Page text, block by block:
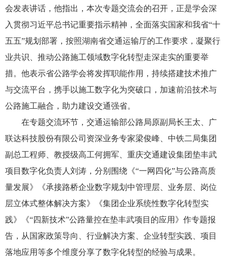
会发表讲话，他指出，本次专题交流会的召开，正是学会深
入贯彻习近平总书记重要指示精神，全面落实国家和我省“十
五五”规划部署，按照湖南省交通运输厅的工作要求，凝聚行
业共识、推动公路施工领域数字化转型走深走实的重要举
措。他表示省公路学会将发挥职能作用，持续搭建技术推广
与交流平台，携手以施工数字化为突破口，加速前沿技术与
公路施工融合，助力建设交通强省。
在专题交流环节，交通运输部公路局原副局长王太、广
联达科技股份有限公司资深业务专家梁俊峰、中铁二局集团
副总工程师、教授级高工何拥军、重庆交通建设集团垫丰武
项目数字化负责人刘涛，分别围绕《“一网四化”与公路高质
量发展》《承接路桥企业数字规划中管理层、业务层、岗位
层立体式整体解决方案》《集团企业系统性数字化转型实
践》《“四新技术”公路量控在垫丰武项目的应用》作专题报
告，从国家政策导向、行业解决方案、企业转型实践、项目
落地应用等多个维度分享了数字化转型的经验与成果。